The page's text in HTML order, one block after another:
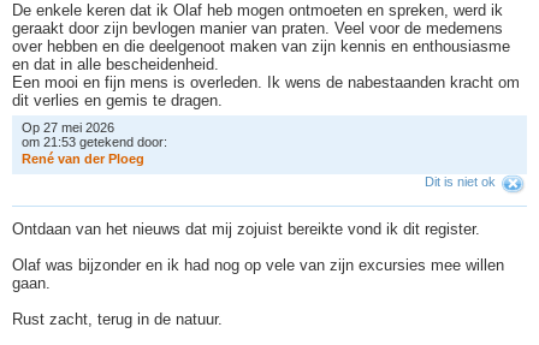
De enkele keren dat ik Olaf heb mogen ontmoeten en spreken, werd ik
geraakt door zijn bevlogen manier van praten. Veel voor de medemens
over hebben en die deelgenoot maken van zijn kennis en enthousiasme
en dat in alle bescheidenheid.
Een mooi en fijn mens is overleden. Ik wens de nabestaanden kracht om
dit verlies en gemis te dragen.
Op 27 mei 2026
om 21:53 getekend door:
René van der Ploeg
Dit is niet ok
Ontdaan van het nieuws dat mij zojuist bereikte vond ik dit register.
Olaf was bijzonder en ik had nog op vele van zijn excursies mee willen
gaan.
Rust zacht, terug in de natuur.